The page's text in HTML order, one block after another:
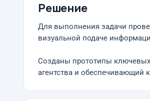
Решение
Для выполнения задачи
визуальной подаче
Созданы прототипы ключевых
агентства и обеспечивающий